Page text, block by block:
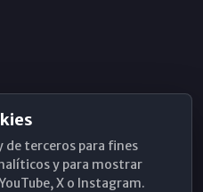
de terceros para fines
y para mostrar
X o Instagram.